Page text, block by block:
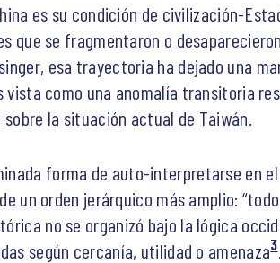
es su condición de civilización-
que se fragmentaron o
esa trayectoria ha dejado una
como una anomalía transitoria
la situación actual de Taiwán.
forma de auto-interpretarse en
un orden jerárquico más amplio:
no se organizó bajo la lógica
según cercanía, utilidad o amenaza3